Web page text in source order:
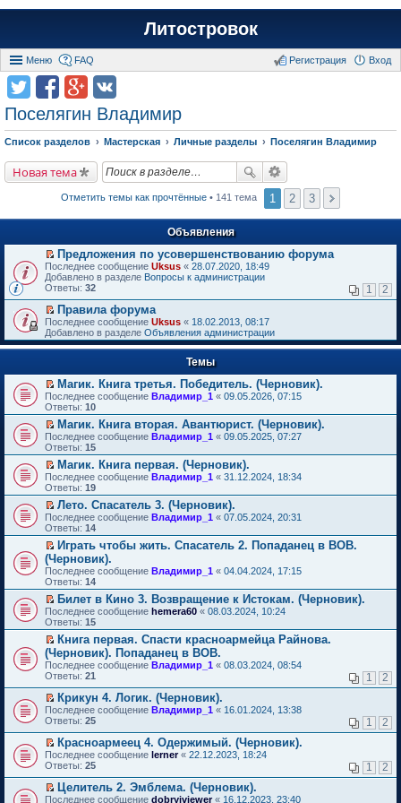
Литостровок
Меню FAQ Вход
Регистрация
Поселягин Владимир
Список разделов Мастерская Личные разделы Поселягин Владимир
Новая тема
Отметить темы как прочтённые • 141 тема 1 2 3
Объявления
П
е
р
й
т
и
к
п
в
о
м
у
н
е
п
р
о
ч
и
т
а
н
н
о
м
у
с
о
о
б
щ
е
н
и
ю
Предложения по усовершенствованию форума
Последнее сообщение Uksus « 28.07.2020, 18:49
Добавлено в разделе Вопросы к администрации
Ответы: 32 1 2
П
е
р
е
т
и
к
п
е
р
в
о
м
у
н
е
п
р
о
ч
и
т
а
н
н
о
м
у
с
о
о
б
щ
н
и
ю
Правила форума
Последнее сообщение Uksus « 18.02.2013, 08:17
Добавлено в разделе Объявления администрации
Темы
П
е
р
е
й
т
и
к
п
е
р
в
о
м
у
н
е
п
р
о
ч
и
т
а
н
н
о
у
с
о
о
б
щ
е
н
и
ю
Магик. Книга третья. Победитель. (Черновик).
Последнее сообщение Владимир_1 « 09.05.2026, 07:15
Ответы: 10
П
е
р
е
й
т
и
к
п
е
р
в
о
м
у
н
е
п
р
о
ч
и
т
а
н
н
о
м
у
с
о
о
б
щ
е
Магик. Книга вторая. Авантюрист. (Черновик).
Последнее сообщение Владимир_1 « 09.05.2025, 07:27
Ответы: 15
П
е
р
е
й
т
и
к
п
е
р
в
о
м
у
н
е
п
р
о
ч
и
т
а
н
н
о
м
у
с
о
Магик. Книга первая. (Черновик).
Последнее сообщение Владимир_1 « 31.12.2024, 18:34
Ответы: 19
П
е
р
е
й
т
и
к
п
е
р
в
о
м
у
н
е
п
р
о
и
т
а
н
н
о
Лето. Спасатель 3. (Черновик).
Последнее сообщение Владимир_1 « 07.05.2024, 20:31
Ответы: 14
П
е
р
е
й
т
и
к
п
е
р
в
м
у
н
е
п
р
о
ч
и
т
Играть чтобы жить. Спасатель 2. Попаданец в ВОВ.
(Черновик).
Последнее сообщение Владимир_1 « 04.04.2024, 17:15
Ответы: 14
П
е
р
е
й
т
и
п
е
р
в
о
м
у
н
е
п
Билет в Кино 3. Возвращение к Истокам. (Черновик).
Последнее сообщение hemera60 « 08.03.2024, 10:24
Ответы: 15
П
е
р
е
й
т
и
к
п
е
р
в
о
м
у
Книга первая. Спасти красноармейца Райнова.
(Черновик). Попаданец в ВОВ.
Последнее сообщение Владимир_1 « 08.03.2024, 08:54
Ответы: 21 1 2
П
е
е
й
т
и
к
п
Крикун 4. Логик. (Черновик).
Последнее сообщение Владимир_1 « 16.01.2024, 13:38
Ответы: 25 1 2
П
е
е
й
Красноармеец 4. Одержимый. (Черновик).
Последнее сообщение lerner« 22.12.2023, 18:24
Ответы: 25 1 2
П
Целитель 2. Эмблема. (Черновик).
Последнее сообщение dobryiviewer« 16.12.2023, 23:40